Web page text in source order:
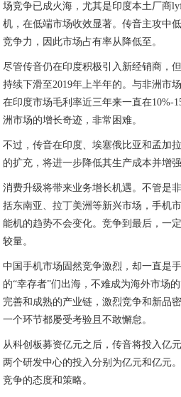
场竞争已成火海，尤其是印度本土厂商
机，在低端市场收效显著。传音主攻中
竞争力，因此市场占有率从降低至。
尽管传音仍在印度积极引入新经销商，
持续下滑至2019年上半年的。与非洲市
在印度市场毛利率近三年来一直在10%-
洲市场的增长奇迹，非常困难。
不过，传音在印度、埃塞俄比亚和孟加
的扩充，将进一步降低其生产成本并增
消费升级将带来业务增长机遇。不管是
括东南亚、拉丁美洲等新兴市场，手机
能机的趋势不会变化。竞争到最后，一
较量。
中国手机市场固然竞争激烈，却一直是
的“幸存者”们出海，不难成为海外市场
完善和成熟的产业链，激烈竞争和新品
一个环节都屡受考验且不敢懈怠。
从科创板募资亿元之后，传音将投入亿
两个研发中心的投入分别为亿元和亿元
竞争的态度和策略。